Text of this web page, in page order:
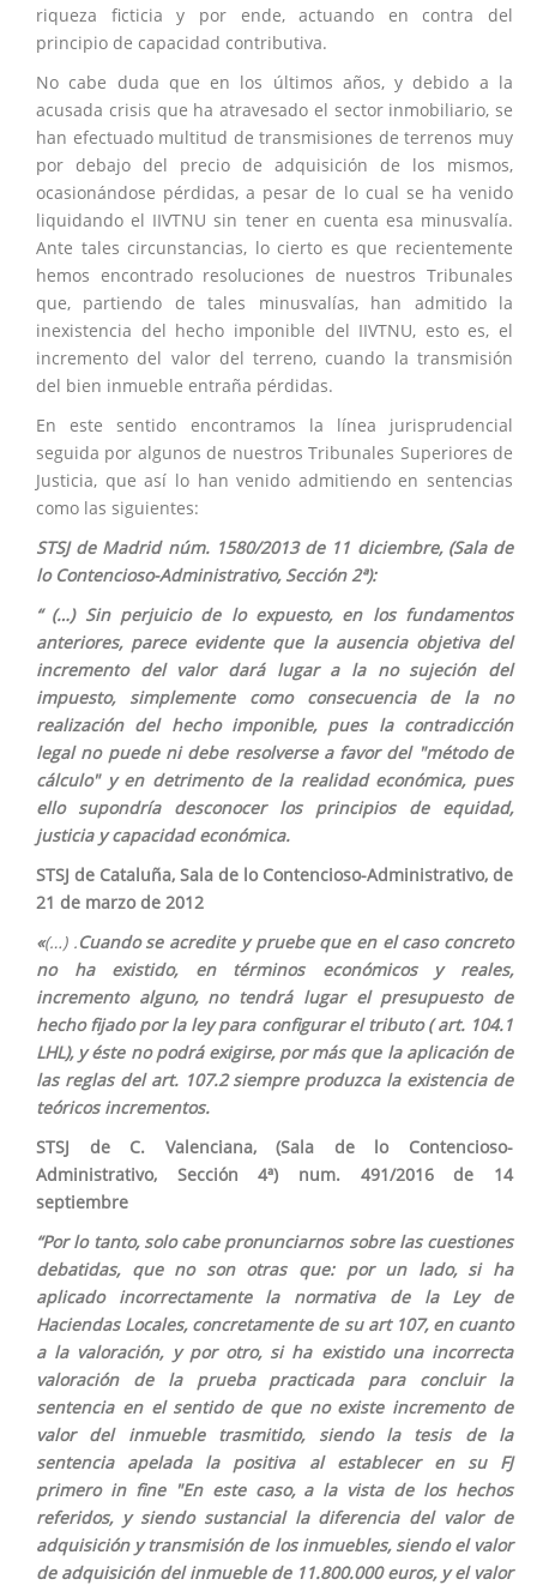
riqueza ficticia y por ende, actuando en contra del
principio de capacidad contributiva.
No cabe duda que en los últimos años, y debido a la
acusada crisis que ha atravesado el sector inmobiliario, se
han efectuado multitud de transmisiones de terrenos muy
por debajo del precio de adquisición de los mismos,
ocasionándose pérdidas, a pesar de lo cual se ha venido
liquidando el IIVTNU sin tener en cuenta esa minusvalía.
Ante tales circunstancias, lo cierto es que recientemente
hemos encontrado resoluciones de nuestros Tribunales
que, partiendo de tales minusvalías, han admitido la
inexistencia del hecho imponible del IIVTNU, esto es, el
incremento del valor del terreno, cuando la transmisión
del bien inmueble entraña pérdidas.
En este sentido encontramos la línea jurisprudencial
seguida por algunos de nuestros Tribunales Superiores de
Justicia, que así lo han venido admitiendo en sentencias
como las siguientes:
STSJ de Madrid núm. 1580/2013 de 11 diciembre, (Sala de
lo Contencioso-Administrativo, Sección 2ª):
“ (…) Sin perjuicio de lo expuesto, en los fundamentos
anteriores, parece evidente que la ausencia objetiva del
incremento del valor dará lugar a la no sujeción del
impuesto, simplemente como consecuencia de la no
realización del hecho imponible, pues la contradicción
legal no puede ni debe resolverse a favor del "método de
cálculo" y en detrimento de la realidad económica, pues
ello supondría desconocer los principios de equidad,
justicia y capacidad económica.
STSJ de Cataluña, Sala de lo Contencioso-Administrativo, de
21 de marzo de 2012
«(…) .Cuando se acredite y pruebe que en el caso concreto
no ha existido, en términos económicos y reales,
incremento alguno, no tendrá lugar el presupuesto de
hecho fijado por la ley para configurar el tributo (art. 104.1
LHL), y éste no podrá exigirse, por más que la aplicación de
las reglas del art. 107.2 siempre produzca la existencia de
teóricos incrementos.
STSJ de C. Valenciana, (Sala de lo Contencioso-
Administrativo, Sección 4ª) num. 491/2016 de 14
septiembre
“Por lo tanto, solo cabe pronunciarnos sobre las cuestiones
debatidas, que no son otras que: por un lado, si ha
aplicado incorrectamente la normativa de la Ley de
Haciendas Locales, concretamente de su art 107, en cuanto
a la valoración, y por otro, si ha existido una incorrecta
valoración de la prueba practicada para concluir la
sentencia en el sentido de que no existe incremento de
valor del inmueble trasmitido, siendo la tesis de la
sentencia apelada la positiva al establecer en su FJ
primero in fine "En este caso, a la vista de los hechos
referidos, y siendo sustancial la diferencia del valor de
adquisición y transmisión de los inmuebles, siendo el valor
de adquisición del inmueble de 11.800.000 euros, y el valor